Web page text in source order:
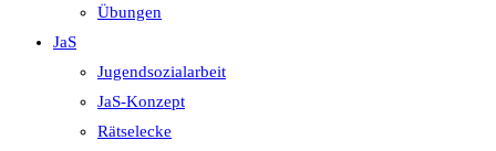
Übungen
JaS
Jugendsozialarbeit
JaS-Konzept
Rätselecke